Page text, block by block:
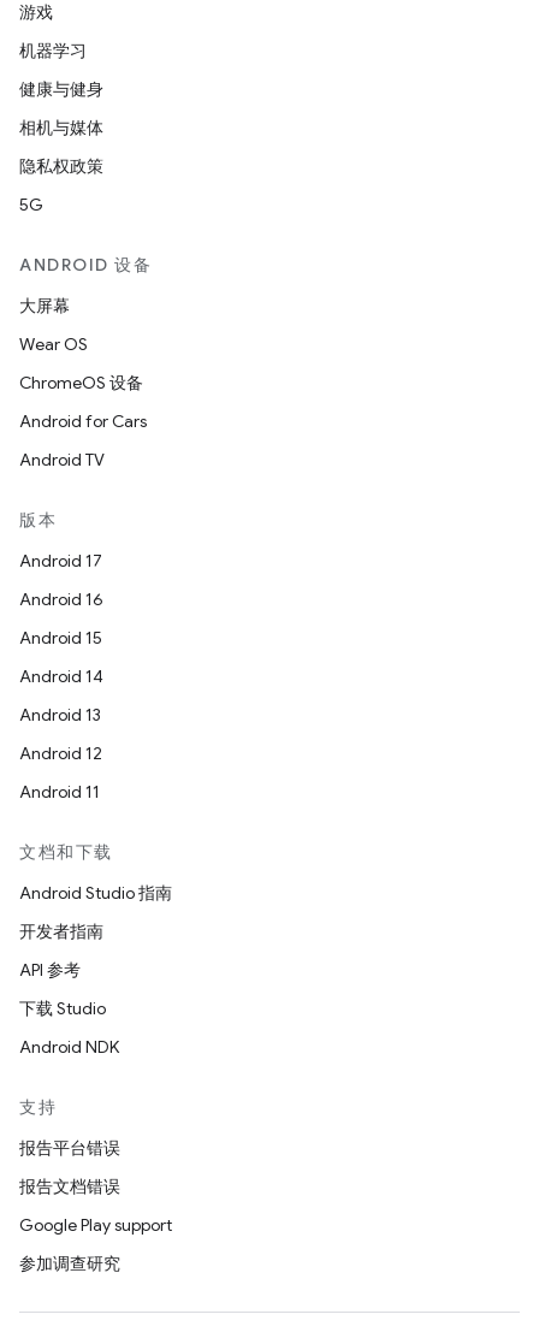
游戏
机器学习
健康与健身
相机与媒体
隐私权政策
5G
ANDROID 设备
大屏幕
Wear OS
ChromeOS 设备
Android for Cars
Android TV
版本
Android 17
Android 16
Android 15
Android 14
Android 13
Android 12
Android 11
文档和下载
Android Studio 指南
开发者指南
API 参考
下载 Studio
Android NDK
支持
报告平台错误
报告文档错误
Google Play support
参加调查研究